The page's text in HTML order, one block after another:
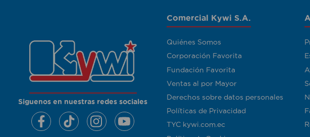
Siguenos en nuestras redes sociales
Comercial Kywi S.A.
Quiénes Somos
Corporación Favorita
Fundación Favorita
Ventas al por Mayor
Derechos sobre datos personales
Políticas de Privacidad
TYC kywi.com.ec